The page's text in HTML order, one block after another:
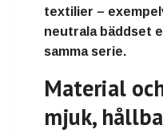
textilier –
neutrala bäddset
samma serie.
Material
mjuk,